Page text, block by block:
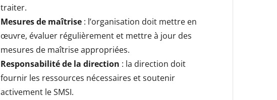
traiter.
Mesures de maîtrise : l’organisation doit mettre en
œuvre, évaluer régulièrement et mettre à jour des
mesures de maîtrise appropriées.
Responsabilité de la direction : la direction doit
fournir les ressources nécessaires et soutenir
activement le SMSI.